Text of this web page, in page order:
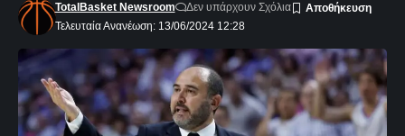
Τελευταία Ανανέωση: 13/06/2024 12:28
TotalBasket Newsroom Δεν υπάρχουν Σχόλια